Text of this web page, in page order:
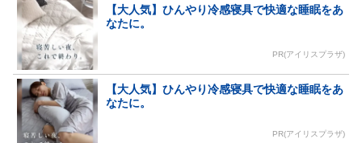
【大人気】ひんやり冷感寝具で快適な睡眠をあ
なたに。
PR(アイリスプラザ)
【大人気】ひんやり冷感寝具で快適な睡眠をあ
なたに。
PR(アイリスプラザ)